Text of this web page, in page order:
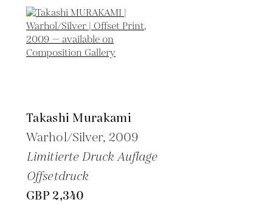
Takashi Murakami
Warhol/Silver, 2009
Limitierte Druck Auflage
Offsetdruck
GBP 2,340